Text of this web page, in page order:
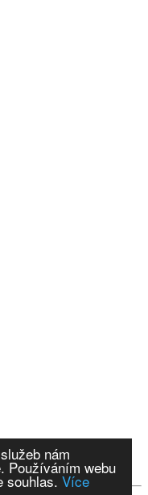
nám
Používáním webu
souhlas. Více